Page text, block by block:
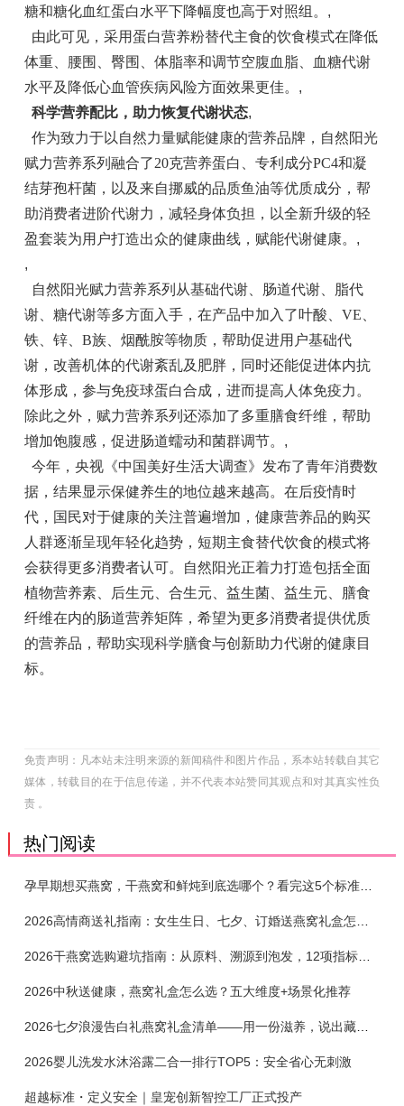
糖和糖化血红蛋白水平下降幅度也高于对照组。 ,
由此可见，采用蛋白营养粉替代主食的饮食模式在降低
体重、腰围、臀围、体脂率和调节空腹血脂、血糖代谢
水平及降低心血管疾病风险方面效果更佳。 ,
科学营养配比，助力恢复代谢状态,
作为致力于以自然力量赋能健康的营养品牌，自然阳光
赋力营养系列融合了20克营养蛋白、专利成分PC4和凝
结芽孢杆菌，以及来自挪威的品质鱼油等优质成分，帮
助消费者进阶代谢力，减轻身体负担，以全新升级的轻
盈套装为用户打造出众的健康曲线，赋能代谢健康。 ,
,
自然阳光赋力营养系列从基础代谢、肠道代谢、脂代
谢、糖代谢等多方面入手，在产品中加入了叶酸、VE、
铁、锌、B族、烟酰胺等物质，帮助促进用户基础代
谢，改善机体的代谢紊乱及肥胖，同时还能促进体内抗
体形成，参与免疫球蛋白合成，进而提高人体免疫力。
除此之外，赋力营养系列还添加了多重膳食纤维，帮助
增加饱腹感，促进肠道蠕动和菌群调节。 ,
今年，央视《中国美好生活大调查》发布了青年消费数
据，结果显示保健养生的地位越来越高。在后疫情时
代，国民对于健康的关注普遍增加，健康营养品的购买
人群逐渐呈现年轻化趋势，短期主食替代饮食的模式将
会获得更多消费者认可。自然阳光正着力打造包括全面
植物营养素、后生元、合生元、益生菌、益生元、膳食
纤维在内的肠道营养矩阵，希望为更多消费者提供优质
的营养品，帮助实现科学膳食与创新助力代谢的健康目
标。
免责声明：凡本站未注明来源的新闻稿件和图片作品，系本站转载自其它
媒体，转载目的在于信息传递，并不代表本站赞同其观点和对其真实性负
责 。
热门阅读
孕早期想买燕窝，干燕窝和鲜炖到底选哪个？看完这5个标准再下单
2026干燕窝选购避坑指南：从原料、溯源到泡发，12项指标判断靠谱燕窝
2026中秋送健康，燕窝礼盒怎么选？五大维度+场景化推荐
2026七夕浪漫告白礼燕窝礼盒清单——用一份滋养，说出藏在心底的爱
2026婴儿洗发水沐浴露二合一排行TOP5：安全省心无刺激
超越标准・定义安全｜皇宠创新智控工厂正式投产